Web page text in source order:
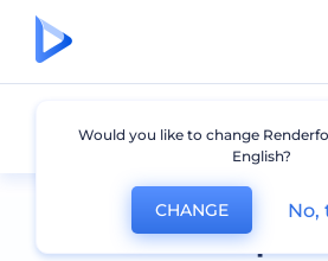
Erstellen Sie
Alle Logos
Would you like to change
English?
CHANGE No,